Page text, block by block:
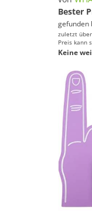
Bester
gefunden
zuletzt
Preis kann
Keine